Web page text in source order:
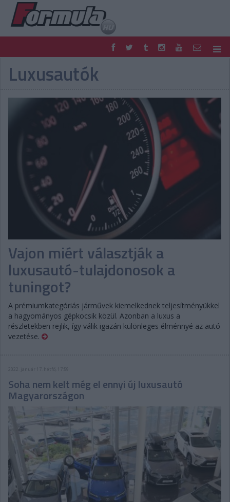
F1
FORMULA
EGYÉB
SHOP
TIPPJÁTÉK
DIGITÁLIS MAGAZIN
PONTÁLLÁSOK
VERSENYNAPTÁRAK
Luxusautók
Vajon miért választják a
luxusautó-tulajdonosok a
tuningot?
A prémiumkategóriás járművek kiemelkednek teljesítményükkel
a hagyományos gépkocsik közül. Azonban a luxus a
részletekben rejlik, így válik igazán különleges élménnyé az autó
vezetése.
2022. január 17. hétfő, 17:59
Soha nem kelt még el ennyi új luxusautó
Magyarországon